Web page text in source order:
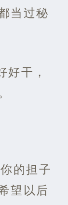
当过秘
干，
的担子
望以后